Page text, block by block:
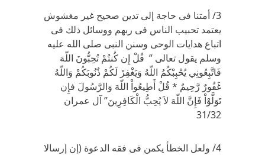
3/ أمتنا فى حاجة إلى تدين صحيح غير مغشوش
يعتمد تحبيب الناس فى ربهم ووسائل ذلك فى
اتباع هدايات الوحى وسنن النبى صلى الله عليه
وسلم يقول تعالى ” قُلْ إِن كُنتُمْ تُحِبُّونَ اللّهَ
فَاتَّبِعُونِي يُحْبِبْكُمُ اللّهُ وَيَغْفِرْ لَكُمْ ذُنُوبَكُمْ وَاللّهُ
غَفُورٌ رَّحِيمٌ * قُلْ أَطِيعُواْ اللّهَ وَالرَّسُولَ فإِن
تَوَلَّوْاْ فَإِنَّ اللّهَ لاَ يُحِبُّ الْكَافِرِينَ” آل عمران
31/32
4/ ولعل الخطأ يكمن فى فقه الدعوة (إن إرسالا